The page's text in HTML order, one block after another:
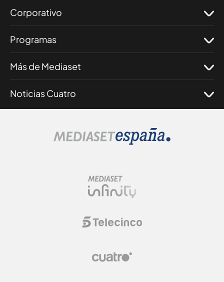
Corporativo
Programas
Más de Mediaset
Noticias Cuatro